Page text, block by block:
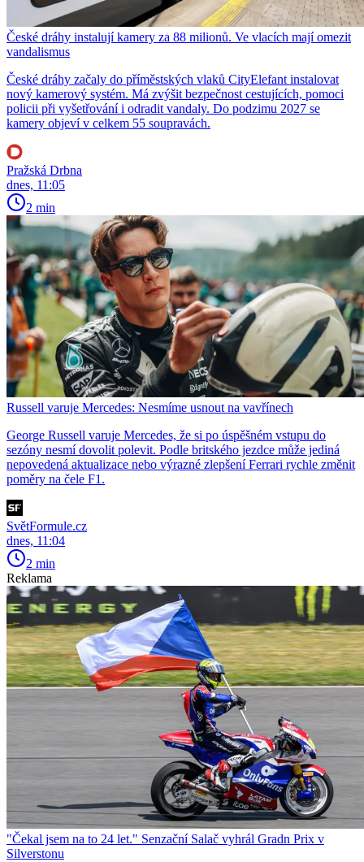
České dráhy instalují kamery za 88 milionů. Ve vlacích mají omezit
vandalismus
České dráhy začaly do příměstských vlaků CityElefant instalovat
nový kamerový systém. Má zvýšit bezpečnost cestujících, pomoci
policii při vyšetřování i odradit vandaly. Do podzimu 2027 se
kamery objeví v celkem 55 soupravách.
Pražská Drbna
dnes, 11:05
2 min
Russell varuje Mercedes: Nesmíme usnout na vavřínech
George Russell varuje Mercedes, že si po úspěšném vstupu do
sezóny nesmí dovolit polevit. Podle britského jezdce může jediná
nepovedená aktualizace nebo výrazné zlepšení Ferrari rychle změnit
poměry na čele F1.
SvětFormule.cz
dnes, 11:04
2 min
Reklama
"Čekal jsem na to 24 let." Senzační Salač vyhrál Gradn Prix v
Silverstonu